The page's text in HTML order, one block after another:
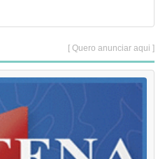
[ Quero anunciar aqui ]